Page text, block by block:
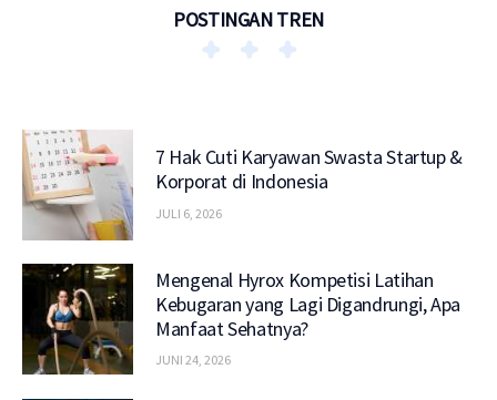
POSTINGAN TREN
7 Hak Cuti Karyawan Swasta Startup &
Korporat di Indonesia
JULI 6, 2026
Mengenal Hyrox Kompetisi Latihan
Kebugaran yang Lagi Digandrungi, Apa
Manfaat Sehatnya?
JUNI 24, 2026